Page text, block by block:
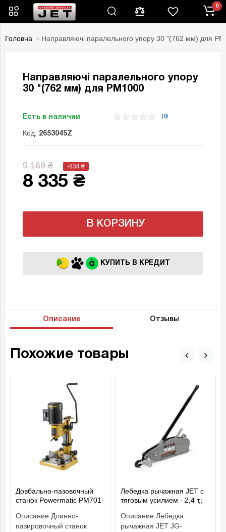
0
Головна Направляючі паралельного упору 30 "(762 мм) для
Направляючі паралельного упору
30 "(762 мм) для PM1000
Есть в наличии (0)
Код: 2653045Z
9 169 ₴ -834 ₴
8 335 ₴
В КОРЗИНУ
КУПИТЬ В КРЕДИТ
Описание Отзывы
Похожие товары
Довбально-пазовочный
станок Powermatic PM701-
Описание Длинно-
пазировочный станок
Лебедка рычажная JET с
тяговым усилием - 2,4 т,;
разм.- 545х 260х 90мм
Описание Лебедка
рычажная JET JG-